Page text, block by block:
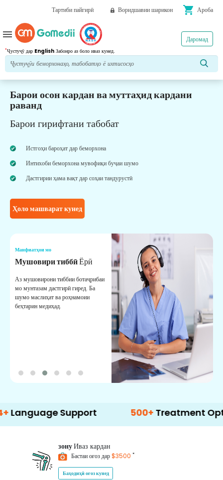
Тартиби пайгирӣ Воридшавии шарикон shopping_cart Ароба
*Ҷустуҷӯ дар English Забонро аз боло иваз кунед.
Даромад
menu
Барои осон кардан ва муттаҳид кардани
раванд
Барои гирифтани табобат
Истгоҳи бароҳат дар беморхона
Интихоби беморхона мувофиқи буҷаи шумо
Дастгирии ҳама вақт дар соҳаи тандурустӣ
Ҳоло машварат кунед
Манфиатҳои мо
Мушовири тиббӣЁрӣ
Аз мушовирони тиббии ботаҷрибаи
мо мунтазам дастгирӣ гиред. Ба
шумо маслиҳат ва роҳнамоии
беҳтарин медиҳад.
Support 500+ Treatment Options
зонуИваз кардан
Бастаи оғоз дар$3500 *
Баҳодиҳӣ оғоз кунед